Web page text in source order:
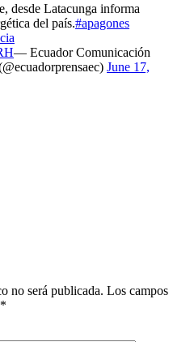
desde Latacunga informa
del país.#apagones
— Ecuador Comunicación
June 17,
no será publicada. Los campos
*